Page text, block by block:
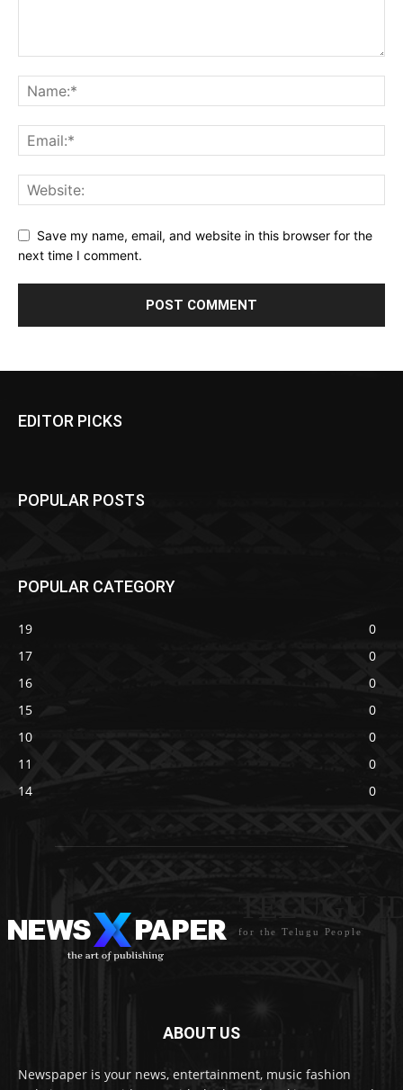
Save my name, email, and website in this browser for the
next time I comment.
EDITOR PICKS
POPULAR POSTS
POPULAR CATEGORY
19
0
17
0
16
0
15
0
10
0
11
0
14
0
for the Telugu People
ABOUT US
Newspaper is your news, entertainment, music fashion